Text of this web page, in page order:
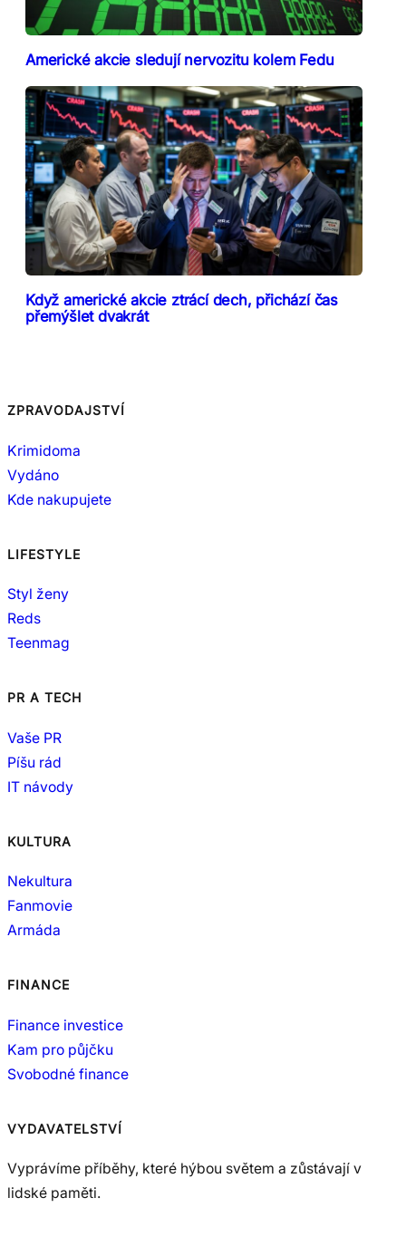
Americké akcie sledují nervozitu kolem Fedu
Když americké akcie ztrácí dech, přichází čas
přemýšlet dvakrát
ZPRAVODAJSTVÍ
Krimidoma
Vydáno
Kde nakupujete
LIFESTYLE
Styl ženy
Reds
Teenmag
PR A TECH
Vaše PR
Píšu rád
IT návody
KULTURA
Nekultura
Fanmovie
Armáda
FINANCE
Finance investice
Kam pro půjčku
Svobodné finance
VYDAVATELSTVÍ
Vyprávíme příběhy, které hýbou světem a zůstávají v
lidské paměti.